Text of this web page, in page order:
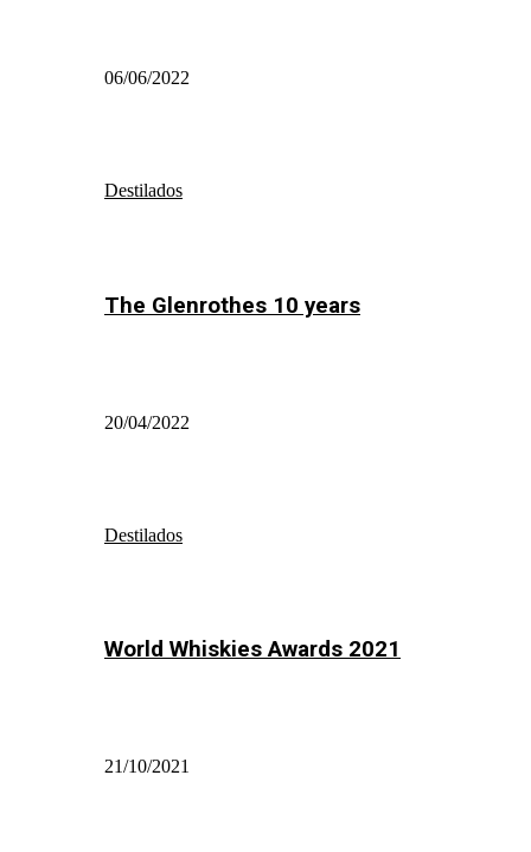
06/06/2022
Destilados
The Glenrothes 10 years
20/04/2022
Destilados
World Whiskies Awards 2021
21/10/2021